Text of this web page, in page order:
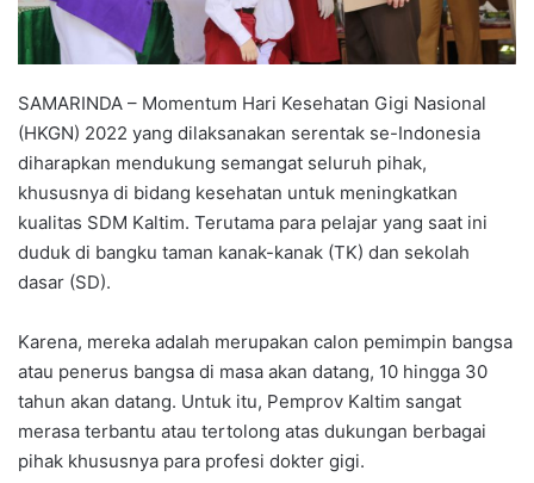
SAMARINDA – Momentum Hari Kesehatan Gigi Nasional
(HKGN) 2022 yang dilaksanakan serentak se-Indonesia
diharapkan mendukung semangat seluruh pihak,
khususnya di bidang kesehatan untuk meningkatkan
kualitas SDM Kaltim. Terutama para pelajar yang saat ini
duduk di bangku taman kanak-kanak (TK) dan sekolah
dasar (SD).
Karena, mereka adalah merupakan calon pemimpin bangsa
atau penerus bangsa di masa akan datang, 10 hingga 30
tahun akan datang. Untuk itu, Pemprov Kaltim sangat
merasa terbantu atau tertolong atas dukungan berbagai
pihak khususnya para profesi dokter gigi.